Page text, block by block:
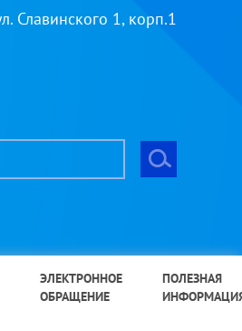
Славинского 1, корп.1
ЭЛЕКТРОННОЕ
ОБРАЩЕНИЕ
ПОЛЕЗНАЯ